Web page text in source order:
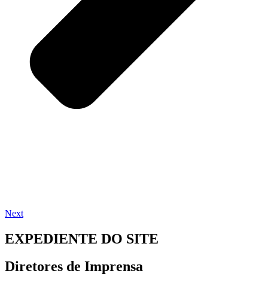
Next
EXPEDIENTE DO SITE
Diretores de Imprensa